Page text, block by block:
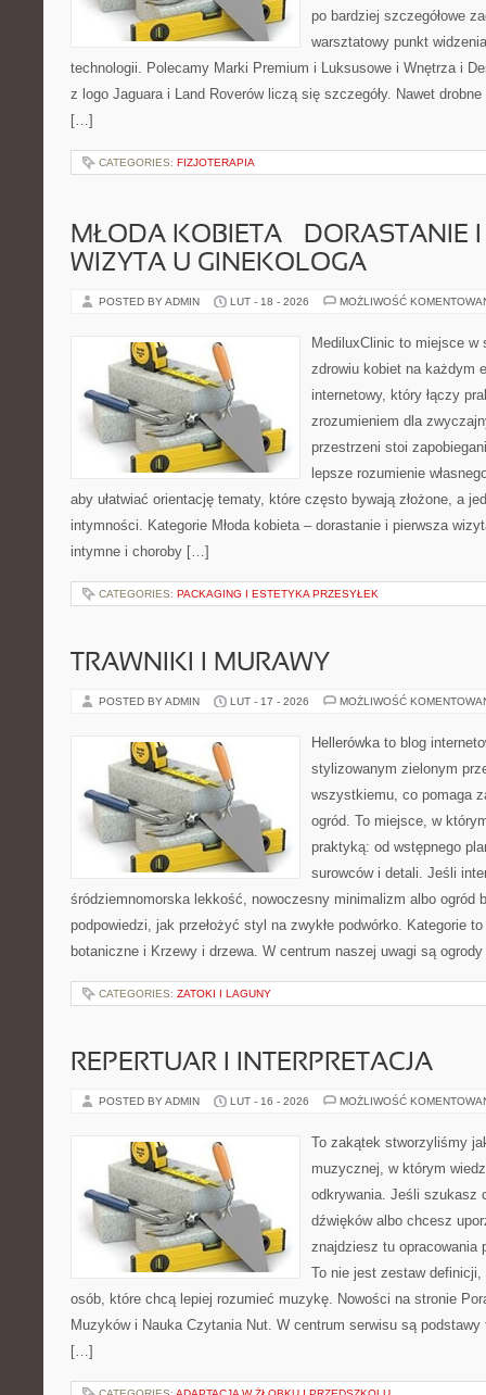
po bardziej szczegółowe
warsztatowy punkt
technologii. Polecamy Marki Premium i Luksusowe i Wnętrza i
z logo Jaguara i Land Roverów liczą się szczegóły. Nawet
[…]
CATEGORIES: FIZJOTERAPIA
MŁODA KOBIETA – DORASTANIE
WIZYTA U GINEKOLOGA
POSTED BY ADMIN LUT - 18 - 2026 MOŻLIWOŚĆ
MediluxClinic to miejsce
zdrowiu kobiet na każdym
internetowy, który łączy
zrozumieniem dla
przestrzeni stoi
lepsze rozumienie
aby ułatwiać orientację tematy, które często bywają złożone, a
intymności. Kategorie Młoda kobieta – dorastanie i pierwsza
intymne i choroby […]
CATEGORIES: PACKAGING I ESTETYKA PRZESYŁEK
TRAWNIKI I MURAWY
POSTED BY ADMIN LUT - 17 - 2026 MOŻLIWOŚĆ
Hellerówka to blog
stylizowanym zielonym
wszystkiemu, co pomaga
ogród. To miejsce, w
praktyką: od wstępnego
surowców i detali. Jeśli
śródziemnomorska lekkość, nowoczesny minimalizm albo ogród
podpowiedzi, jak przełożyć styl na zwykłe podwórko. Kategorie
botaniczne i Krzewy i drzewa. W centrum naszej uwagi są
CATEGORIES: ZATOKI I LAGUNY
REPERTUAR I INTERPRETACJA
POSTED BY ADMIN LUT - 16 - 2026 MOŻLIWOŚĆ
To zakątek stworzyliśmy
muzycznej, w którym
odkrywania. Jeśli szukasz
dźwięków albo chcesz
znajdziesz tu opracowania
To nie jest zestaw
osób, które chcą lepiej rozumieć muzykę. Nowości na stronie
Muzyków i Nauka Czytania Nut. W centrum serwisu są
[…]